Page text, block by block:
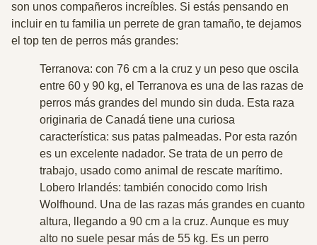
son unos compañeros increíbles. Si estás pensando en
incluir en tu familia un perrete de gran tamaño, te dejamos
el top ten de perros más grandes:
Terranova: con 76 cm a la cruz y un peso que oscila
entre 60 y 90 kg, el Terranova es una de las razas de
perros más grandes del mundo sin duda. Esta raza
originaria de Canadá tiene una curiosa
característica: sus patas palmeadas. Por esta razón
es un excelente nadador. Se trata de un perro de
trabajo, usado como animal de rescate marítimo.
Lobero Irlandés: también conocido como Irish
Wolfhound. Una de las razas más grandes en cuanto
altura, llegando a 90 cm a la cruz. Aunque es muy
alto no suele pesar más de 55 kg. Es un perro